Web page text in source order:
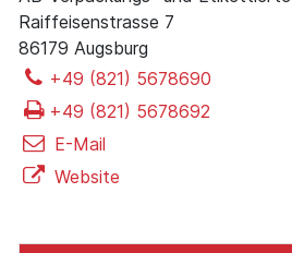
Raiffeisenstrasse 7
86179 Augsburg
+49 (821) 5678690
+49 (821) 5678692
E-Mail
Website